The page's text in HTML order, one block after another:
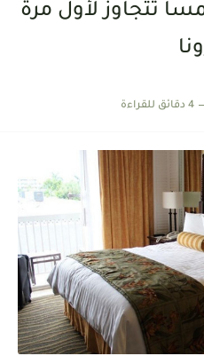
تتجاوز لأول مرة
4 دقائق للقراءة